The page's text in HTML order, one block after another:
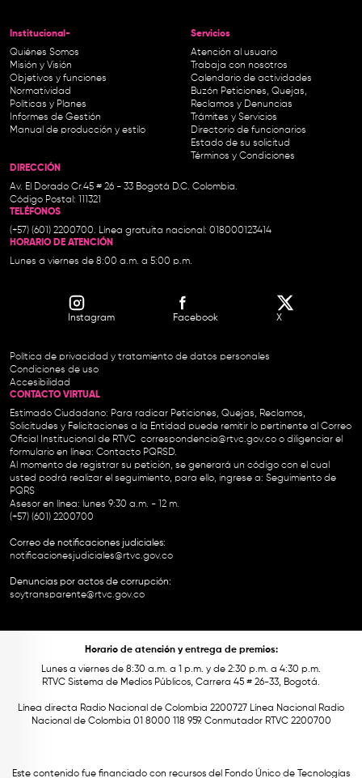
Institucional-
Quiénes Somos
Misión y Visión
Objetivos y funciones
Normatividad
Políticas y Planes
Informes de Gestión
Manual de producción y estilo
Servicios
Atención al usuario
Trabaja con nosotros
Calendario de actividades
Buzón Peticiones, Quejas,
Reclamos y Denuncias
Trámites y Servicios
Directorio de funcionarios
Estado de su solicitud
Términos y Condiciones
DIRECCIÓN
Av. El Dorado Cr.45 # 26 - 33 Bogotá D.C. Colombia.
Código Postal: 111321
TELÉFONOS
(+57) (601) 2200700. Línea gratuita nacional: 018000123414
HORARIO DE ATENCIÓN
Lunes a viernes de 8:00 a.m. a 5:00 p.m.
Instagram Facebook X
Política de privacidad y tratamiento de datos personales
Condiciones de uso
Accesibilidad
CONTACTO VIRTUAL
Estimado Ciudadano: Para radicar Peticiones, Quejas, Reclamos,
Solicitudes y Felicitaciones a la Entidad puede remitir lo pertinente al Correo
Oficial Institucional de RTVC correspondencia@rtvc.gov.co o diligenciar el
formulario en línea: Contacto PQRSD.
Al momento de registrar su petición, se generará un código con el cual
usted podrá realizar el seguimiento, para ello, ingrese a: Seguimiento de
PQRS
Asesor en línea: lunes 9:30 a.m. - 12 m.
(+57) (601) 2200700
Correo de notificaciones judiciales:
notificacionesjudiciales@rtvc.gov.co
Denuncias por actos de corrupción:
soytransparente@rtvc.gov.co
Horario de atención y entrega de premios:
Lunes a viernes de 8:30 a.m. a 1 p.m. y de 2:30 p.m. a 4:30 p.m.
RTVC Sistema de Medios Públicos, Carrera 45 # 26-33, Bogotá.
Línea directa Radio Nacional de Colombia 2200727 Línea Nacional Radio
Nacional de Colombia 01 8000 118 959. Conmutador RTVC 2200700
Este contenido fue financiado con recursos del Fondo Único de Tecnologías